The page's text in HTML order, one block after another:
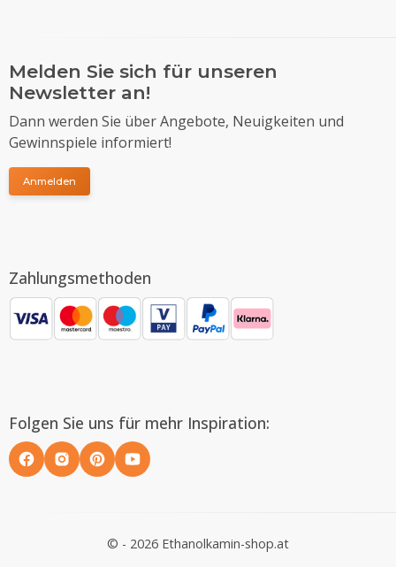
Melden Sie sich für unseren
Newsletter an!
Dann werden Sie über Angebote, Neuigkeiten und
Gewinnspiele informiert!
Anmelden
Zahlungsmethoden
Folgen Sie uns für mehr Inspiration:
© - 2026 Ethanolkamin-shop.at